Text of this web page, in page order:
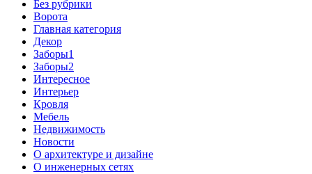
Без рубрики
Ворота
Главная категория
Декор
Заборы1
Заборы2
Интересное
Интерьер
Кровля
Мебель
Недвижимость
Новости
О архитектуре и дизайне
О инженерных сетях